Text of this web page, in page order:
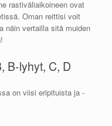
rastiväliaikoineen ovat
Oman reittisi voit
näin vertailla sitä muiden
B-lyhyt, C, D
on viisi eripituista ja -